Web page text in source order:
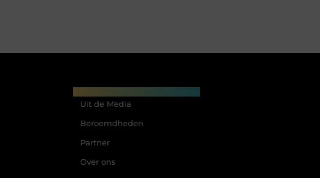
Uit de Media
Beroemdheden
Partner
Over ons